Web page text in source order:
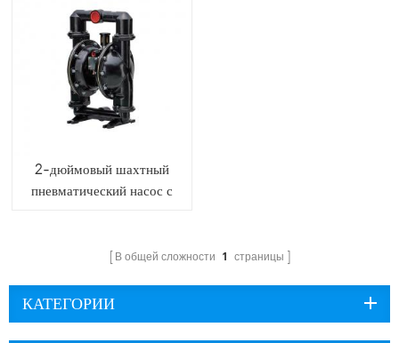
2-дюймовый шахтный
пневматический насос с
В общей сложности 1 страницы
КАТЕГОРИИ